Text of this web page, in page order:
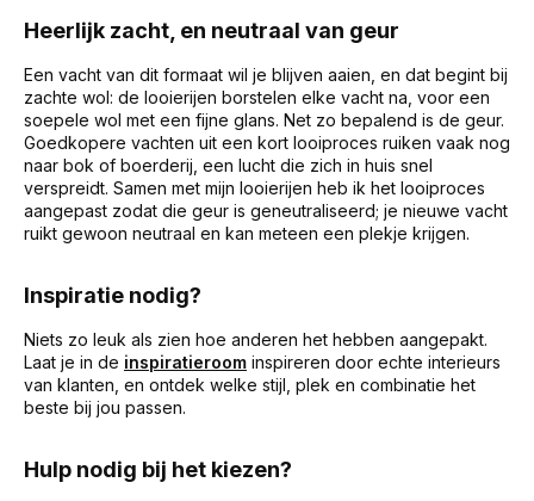
Heerlijk zacht, en neutraal van geur
Een vacht van dit formaat wil je blijven aaien, en dat begint bij
zachte wol: de looierijen borstelen elke vacht na, voor een
soepele wol met een fijne glans. Net zo bepalend is de geur.
Goedkopere vachten uit een kort looiproces ruiken vaak nog
naar bok of boerderij, een lucht die zich in huis snel
verspreidt. Samen met mijn looierijen heb ik het looiproces
aangepast zodat die geur is geneutraliseerd; je nieuwe vacht
ruikt gewoon neutraal en kan meteen een plekje krijgen.
Inspiratie nodig?
Niets zo leuk als zien hoe anderen het hebben aangepakt.
Laat je in de inspiratieroom inspireren door echte interieurs
van klanten, en ontdek welke stijl, plek en combinatie het
beste bij jou passen.
Hulp nodig bij het kiezen?